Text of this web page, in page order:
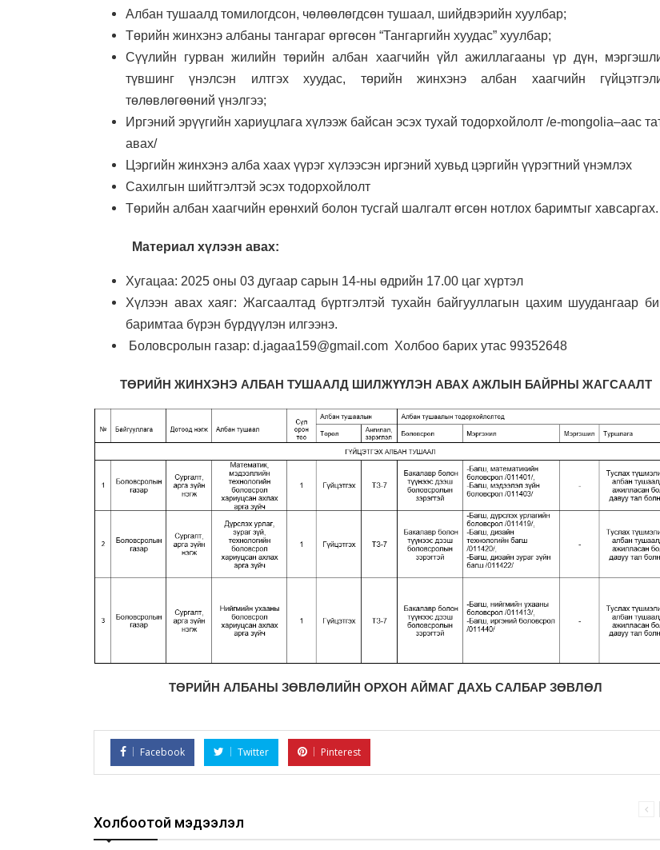
Албан тушаалд томилогдсон, чөлөөлөгдсөн тушаал, шийдвэрийн хуулбар;
Төрийн жинхэнэ албаны тангараг өргөсөн “Тангаргийн хуудас” хуулбар;
Сүүлийн гурван жилийн төрийн албан хаагчийн үйл ажиллагааны үр дүн,
түвшинг үнэлсэн илтгэх хуудас, төрийн жинхэнэ албан хаагчийн
төлөвлөгөөний үнэлгээ;
Иргэний эрүүгийн хариуцлага хүлээж байсан эсэх тухай тодорхойлолт /e-mongolia–аас
авах/
Цэргийн жинхэнэ алба хаах үүрэг хүлээсэн иргэний хувьд цэргийн үүрэгтний үнэмлэх
Сахилгын шийтгэлтэй эсэх тодорхойлолт
Төрийн албан хаагчийн ерөнхий болон тусгай шалгалт өгсөн нотлох баримтыг хавсаргах.
Материал хүлээн авах:
Хугацаа: 2025 оны 03 дугаар сарын 14-ны өдрийн 17.00 цаг хүртэл
Хүлээн авах хаяг: Жагсаалтад бүртгэлтэй тухайн байгууллагын цахим шуудангаар
баримтаа бүрэн бүрдүүлэн илгээнэ.
Боловсролын газар: d.jagaa159@gmail.com Холбоо барих утас 99352648
ТӨРИЙН ЖИНХЭНЭ АЛБАН ТУШААЛД ШИЛЖҮҮЛЭН АВАХ АЖЛЫН БАЙРНЫ ЖАГСААЛТ
ТӨРИЙН АЛБАНЫ ЗӨВЛӨЛИЙН ОРХОН АЙМАГ ДАХЬ САЛБАР ЗӨВЛӨЛ
Facebook Twitter Pinterest
Холбоотой мэдээлэл